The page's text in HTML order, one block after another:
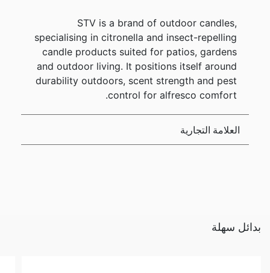
STV is a brand of outdoor candles,
specialising in citronella and insect-repelling
candle products suited for patios, gardens
and outdoor living. It positions itself around
durability outdoors, scent strength and pest
control for alfresco comfort.
العلامة التجارية
بدائل سهلة